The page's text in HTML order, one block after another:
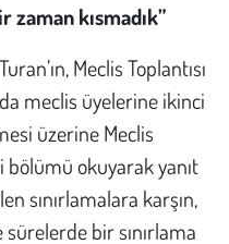
kısmadık”
Meclis Toplantısı
meclis üyelerine ikinci
üzerine Meclis
bölümü okuyarak yanıt
sınırlamalara karşın,
bir sınırlama